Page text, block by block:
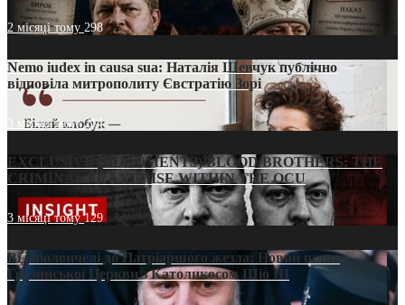
2 місяці тому 298
Nemo iudex in causa sua: Наталія Шевчук публічно
відповіла митрополиту Євстратію Зорі
3 місяці тому214
EXCLUSIVE (DOCUMENTS)/BLOOD BROTHERS: THE
CRIMINAL FRANCHISE WITHIN THE OCU
3 місяці тому129
Від віолончелі до Патріаршого жезла: Новий шлях
Грузинської Церкви з Католикосом Шіо III